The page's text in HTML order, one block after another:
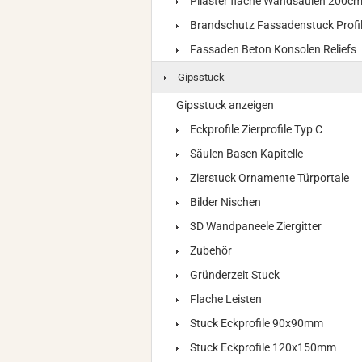
Brandschutz Fassadenstuck
Fassaden Beton Konsolen Reliefs
Gipsstuck
Gipsstuck anzeigen
Eckprofile Zierprofile Typ C
Säulen Basen Kapitelle
Zierstuck Ornamente Türportale
Bilder Nischen
3D Wandpaneele Ziergitter
Zubehör
Gründerzeit Stuck
Flache Leisten
Stuck Eckprofile 90x90mm
Stuck Eckprofile 120x150mm